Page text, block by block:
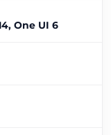
One UI 6